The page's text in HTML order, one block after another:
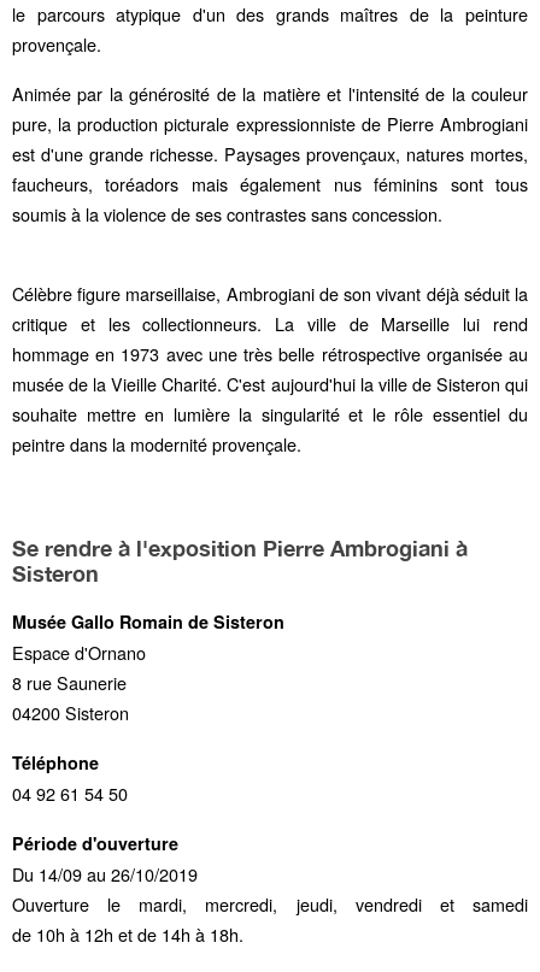
le parcours atypique d'un des grands maîtres de la peinture
provençale.
Animée par la générosité de la matière et l'intensité de la couleur
pure, la production picturale expressionniste de Pierre Ambrogiani
est d'une grande richesse. Paysages provençaux, natures mortes,
faucheurs, toréadors mais également nus féminins sont tous
soumis à la violence de ses contrastes sans concession.
Célèbre figure marseillaise, Ambrogiani de son vivant déjà séduit la
critique et les collectionneurs. La ville de Marseille lui rend
hommage en 1973 avec une très belle rétrospective organisée au
musée de la Vieille Charité. C'est aujourd'hui la ville de Sisteron qui
souhaite mettre en lumière la singularité et le rôle essentiel du
peintre dans la modernité provençale.
Se rendre à l'exposition Pierre Ambrogiani à
Sisteron
Musée Gallo Romain de Sisteron
Espace d'Ornano
8 rue Saunerie
04200 Sisteron
Téléphone
04 92 61 54 50
Période d'ouverture
Du 14/09 au 26/10/2019
Ouverture le mardi, mercredi, jeudi, vendredi et samedi
de 10h à 12h et de 14h à 18h.